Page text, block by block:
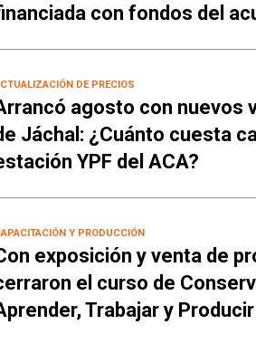
con fondos del
DE PRECIOS
agosto con nuevos
Jáchal: ¿Cuánto cuesta
YPF del ACA?
Y PRODUCCIÓN
exposición y venta de
el curso de
Trabajar y Producir